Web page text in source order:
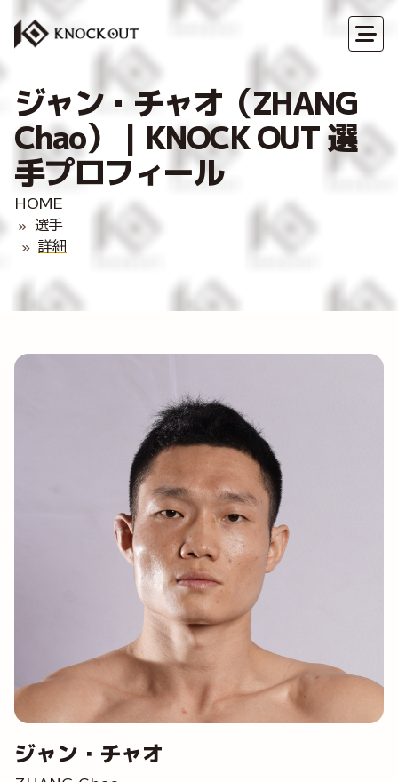
ジャン・チャオ（ZHANG
Chao）｜KNOCK OUT 選
手プロフィール
HOME
選手
詳細
ジャン・チャオ